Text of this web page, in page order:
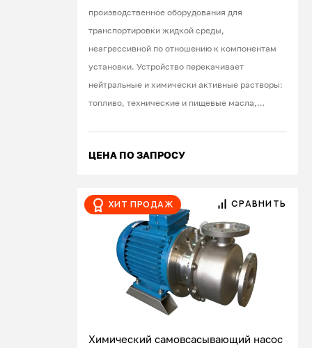
производственное оборудования для
транспортировки жидкой среды,
неагрессивной по отношению к компонентам
установки. Устройство перекачивает
нейтральные и химически активные растворы:
топливо, технические и пищевые масла,
кислоты, соли. При эксплуатации
используют продукцию американской фирмы
John Crane. В зависимости от перекачиваемой
жидкости, устанавливают одинарные и
двойные уплотнительные устройства
конструкций: «спина к спине», «тандем».
ЦЕНА ПО ЗАПРОСУ
Хит продаж СРАВНИТЬ
Химический самовсасывающий насос